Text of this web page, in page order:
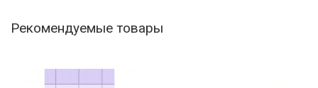
Рекомендуемые товары